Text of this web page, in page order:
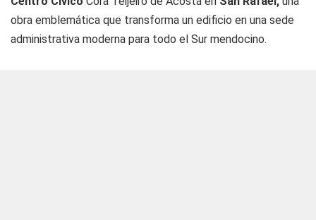
obra emblemática que transforma un edificio en una sede
administrativa moderna para todo el Sur mendocino.